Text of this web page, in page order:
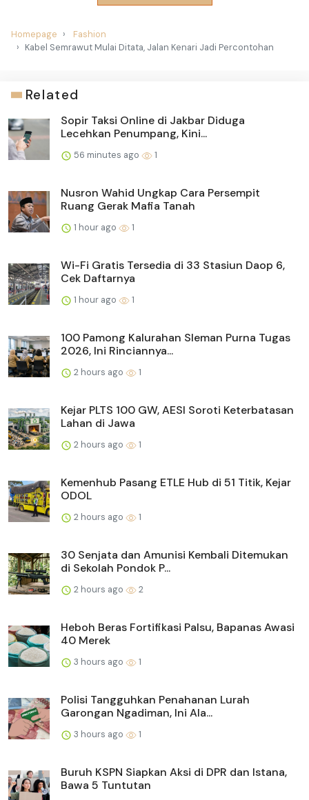
Homepage
Fashion
Kabel Semrawut Mulai Ditata, Jalan Kenari Jadi Percontohan
Related
Sopir Taksi Online di Jakbar Diduga
Lecehkan Penumpang, Kini...
56 minutes ago 1
Nusron Wahid Ungkap Cara Persempit
Ruang Gerak Mafia Tanah
1 hour ago 1
Wi-Fi Gratis Tersedia di 33 Stasiun Daop 6,
Cek Daftarnya
1 hour ago 1
100 Pamong Kalurahan Sleman Purna Tugas
2026, Ini Rinciannya...
2 hours ago 1
Kejar PLTS 100 GW, AESI Soroti Keterbatasan
Lahan di Jawa
2 hours ago 1
Kemenhub Pasang ETLE Hub di 51 Titik, Kejar
ODOL
2 hours ago 1
30 Senjata dan Amunisi Kembali Ditemukan
di Sekolah Pondok P...
2 hours ago 2
Heboh Beras Fortifikasi Palsu, Bapanas Awasi
40 Merek
3 hours ago 1
Polisi Tangguhkan Penahanan Lurah
Garongan Ngadiman, Ini Ala...
3 hours ago 1
Buruh KSPN Siapkan Aksi di DPR dan Istana,
Bawa 5 Tuntutan